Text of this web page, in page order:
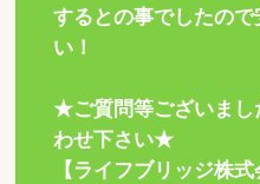
するとの事でしたの
い！
★ご質問等ございまし
わせ下さい★
【ライフブリッジ株